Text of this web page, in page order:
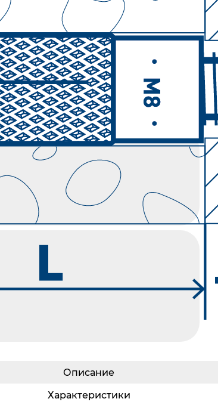
Описание
Характеристики